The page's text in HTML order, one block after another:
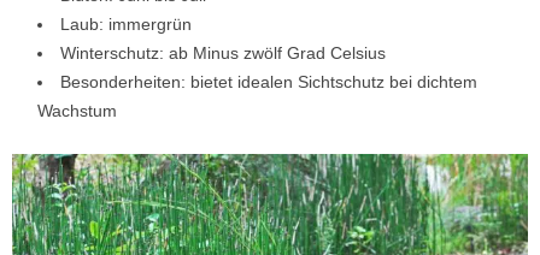
Laub: immergrün
Winterschutz: ab Minus zwölf Grad Celsius
Besonderheiten: bietet idealen Sichtschutz bei dichtem
Wachstum